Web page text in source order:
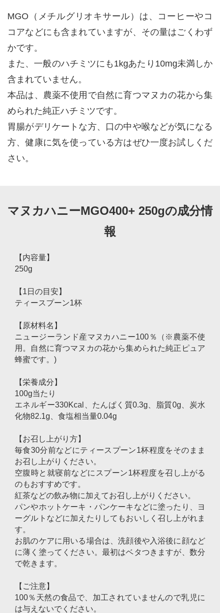
MGO（メチルグリオキサール）は、コーヒーやコ
コアなどにも含まれていますが、その量はごくわず
かです。
また、一般のハチミツにも1kgあたり10mg未満しか
含まれていません。
本品は、農薬不使用で自然に育つマヌカの花から集
められた純正ハチミツです。
胃腸がデリケートな方、口の中や喉などが気になる
方、健康に気を使っている方はぜひ一度お試しくだ
さい。
マヌカハニーMGO400+ 250gの成分情
報
【内容量】
250g
【1日の目安】
ティースプーン1杯
【原材料名】
ニュージーランド産マヌカハニー100％（※農薬不使
用。自然に育つマヌカの花から集められた純正ピュア
蜂蜜です。)
【栄養成分】
100g当たり
エネルギー330Kcal、たんぱく質0.3g、脂質0g、炭水
化物82.1g、食塩相当量0.04g
【お召し上がり方】
毎食30分前などにティースプーン1杯程度をそのまま
お召し上がりください。
空腹時と就寝前などにスプーン1杯程度を召し上がる
のもおすすめです。
紅茶などの飲み物に加えてお召し上がりください。
パンやホットケーキ・パンケーキなどに塗ったり、ヨ
ーグルトなどに加えたりしてもおいしく召し上がれま
す。
お肌のケアに用いる場合は、洗顔後や入浴後に顔など
に薄く塗ってください。最初はベタつきますが、数分
で乾きます。
【ご注意】
100％天然の食品で、加工されていませんので乳児に
は与えないでください。